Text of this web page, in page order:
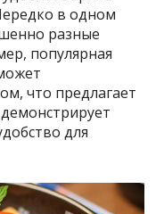
в одном
разные
популярная
что предлагает
для